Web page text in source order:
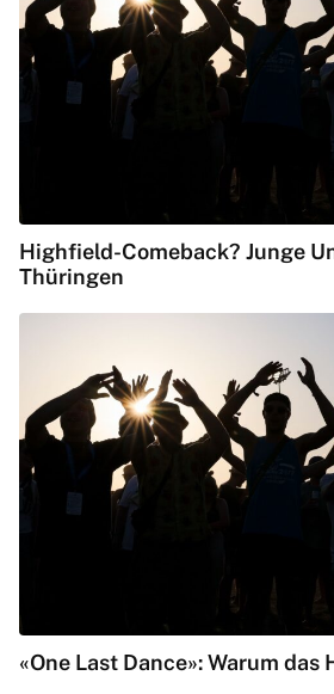
Highfield-Comeback? Junge
Thüringen
«One Last Dance»: Warum